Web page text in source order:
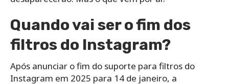
Quando vai ser o fim dos
filtros do Instagram?
Após anunciar o fim do suporte para filtros do
Instagram em 2025 para 14 de janeiro, a